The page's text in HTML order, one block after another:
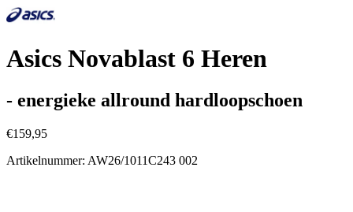
Asics Novablast 6 Heren
- energieke allround hardloopschoen
€159,95
Artikelnummer: AW26/1011C243 002